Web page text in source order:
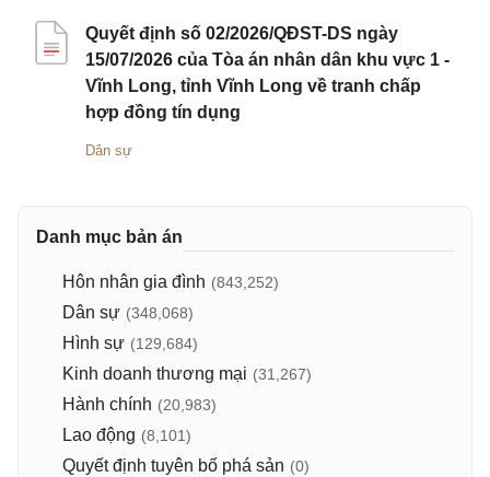
Quyết định số 02/2026/QĐST-DS ngày
15/07/2026 của Tòa án nhân dân khu vực 1 -
Vĩnh Long, tỉnh Vĩnh Long về tranh chấp
hợp đồng tín dụng
Dân sự
Danh mục bản án
Hôn nhân gia đình (843,252)
Dân sự (348,068)
Hình sự (129,684)
Kinh doanh thương mại (31,267)
Hành chính (20,983)
Lao động (8,101)
Quyết định tuyên bố phá sản (0)